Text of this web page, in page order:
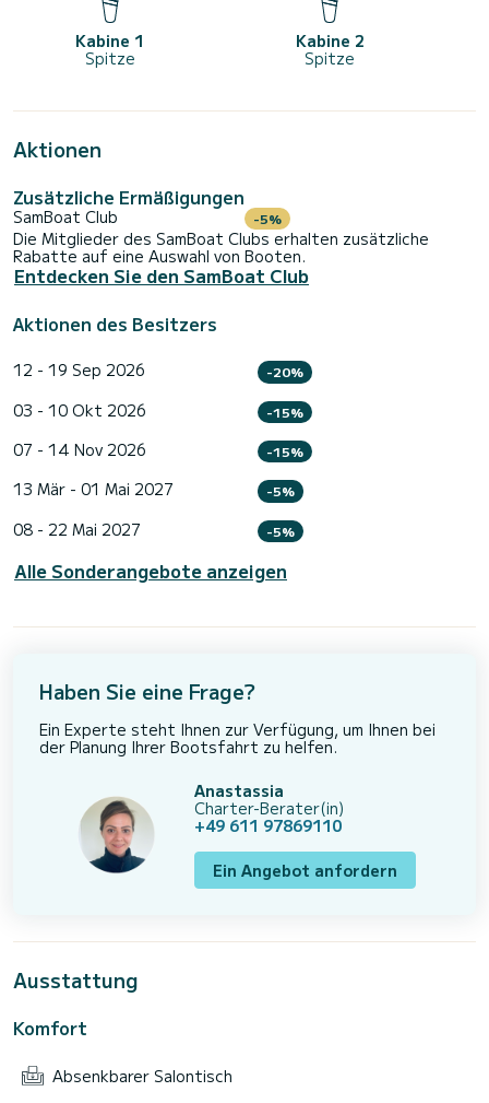
Kabine 1
Spitze
Kabine 2
Spitze
Aktionen
Zusätzliche Ermäßigungen
SamBoat Club -5%
Die Mitglieder des SamBoat Clubs erhalten zusätzliche
Rabatte auf eine Auswahl von Booten.
Entdecken Sie den SamBoat Club
Aktionen des Besitzers
12 - 19 Sep 2026 -20%
03 - 10 Okt 2026 -15%
07 - 14 Nov 2026 -15%
13 Mär - 01 Mai 2027 -5%
08 - 22 Mai 2027 -5%
Alle Sonderangebote anzeigen
Haben Sie eine Frage?
Ein Experte steht Ihnen zur Verfügung, um Ihnen bei
der Planung Ihrer Bootsfahrt zu helfen.
Anastassia
Charter-Berater(in)
+49 611 97869110
Ein Angebot anfordern
Ausstattung
Komfort
Absenkbarer Salontisch